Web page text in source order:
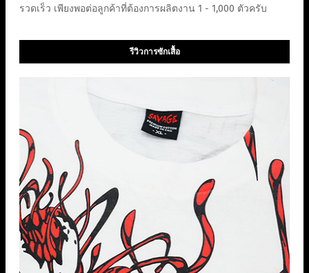
รวดเร็ว เพียงพอต่อลูกค้าที่ต้องการผลิตงาน 1 - 1,000 ตัวครับ
รีวิวการซักเสื้อ